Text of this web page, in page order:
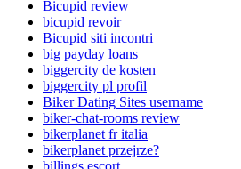
Bicupid review
bicupid revoir
Bicupid siti incontri
big payday loans
biggercity de kosten
biggercity pl profil
Biker Dating Sites username
biker-chat-rooms review
bikerplanet fr italia
bikerplanet przejrze?
billings escort